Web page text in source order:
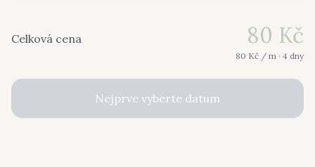
Celková cena 80 Kč
80 Kč / m · 4 dny
Nejprve vyberte datum